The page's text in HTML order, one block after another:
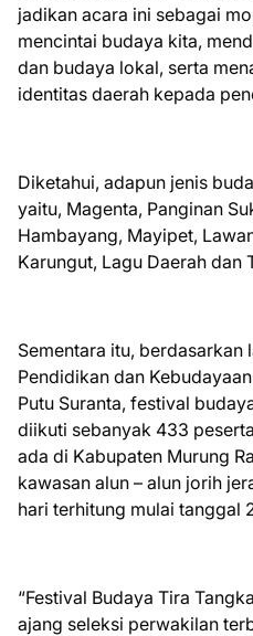
jadikan acara ini sebagai
mencintai budaya kita,
dan budaya lokal, serta
identitas daerah kepada
Diketahui, adapun jenis
yaitu, Magenta, Panginan
Hambayang, Mayipet,
Karungut, Lagu Daerah dan
Sementara itu, berdasarkan
Pendidikan dan
Putu Suranta, festival
diikuti sebanyak 433
ada di Kabupaten Murung
kawasan alun – alun jorih
hari terhitung mulai tanggal
“Festival Budaya Tira
ajang seleksi perwakilan